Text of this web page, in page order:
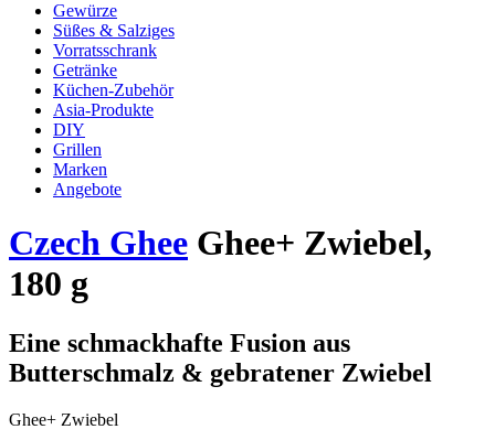
Gewürze
Süßes & Salziges
Vorratsschrank
Getränke
Küchen-Zubehör
Asia-Produkte
DIY
Grillen
Marken
Angebote
Czech Ghee Ghee+ Zwiebel,
180 g
Eine schmackhafte Fusion aus
Butterschmalz & gebratener Zwiebel
Ghee+ Zwiebel